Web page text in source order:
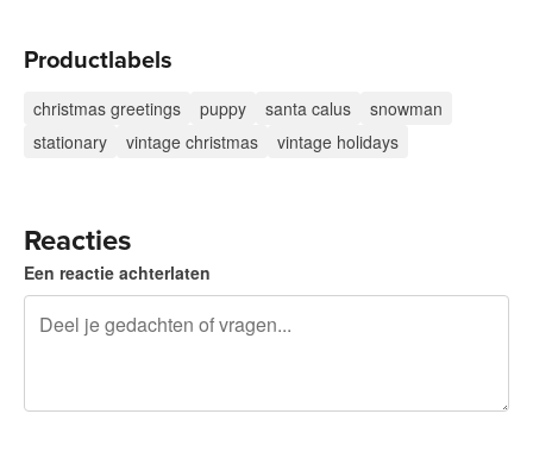
Productlabels
christmas greetings puppy santa calus
snowman
stationary
vintage christmas vintage holidays
Reacties
Een reactie achterlaten